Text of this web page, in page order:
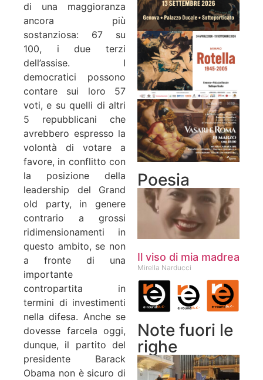
di una maggioranza
ancora più
sostanziosa: 67 su
100, i due terzi
dell’assise. I
democratici possono
contare sui loro 57
voti, e su quelli di altri
5 repubblicani che
avrebbero espresso la
volontà di votare a
favore, in conflitto con
la posizione della
leadership del Grand
old party, in genere
contrario a grossi
ridimensionamenti in
questo ambito, se non
a fronte di una
importante
contropartita in
termini di investimenti
nella difesa. Anche se
dovesse farcela oggi,
dunque, il partito del
presidente Barack
Obama non è sicuro di
Poesia
Il viso di mia madrea
Mirella Narducci
Note fuori le
righe